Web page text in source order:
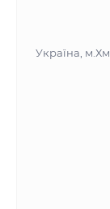
Україна,